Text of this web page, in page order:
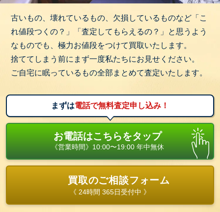
古いもの、壊れているもの、欠損しているものなど「こ
れ値段つくの？」「査定してもらえるの？」と思うよう
なものでも、極力お値段をつけて買取いたします。
捨ててしまう前にまず一度私たちにお見せください。
ご自宅に眠っているもの全部まとめて査定いたします。
まずは電話で無料査定申し込み！
お電話はこちらをタップ
《営業時間》10:00〜19:00 年中無休
買取のご相談フォーム
《 24時間 365日受付中 》